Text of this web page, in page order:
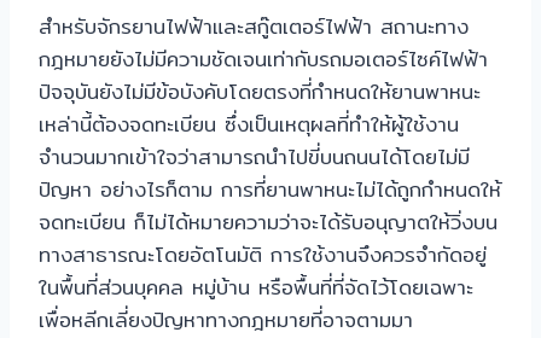
สำหรับจักรยานไฟฟ้าและสกู๊ตเตอร์ไฟฟ้า สถานะทาง
กฎหมายยังไม่มีความชัดเจนเท่ากับรถมอเตอร์ไซค์ไฟฟ้า
ปัจจุบันยังไม่มีข้อบังคับโดยตรงที่กำหนดให้ยานพาหนะ
เหล่านี้ต้องจดทะเบียน ซึ่งเป็นเหตุผลที่ทำให้ผู้ใช้งาน
จำนวนมากเข้าใจว่าสามารถนำไปขี่บนถนนได้โดยไม่มี
ปัญหา อย่างไรก็ตาม การที่ยานพาหนะไม่ได้ถูกกำหนดให้
จดทะเบียน ก็ไม่ได้หมายความว่าจะได้รับอนุญาตให้วิ่งบน
ทางสาธารณะโดยอัตโนมัติ การใช้งานจึงควรจำกัดอยู่
ในพื้นที่ส่วนบุคคล หมู่บ้าน หรือพื้นที่ที่จัดไว้โดยเฉพาะ
เพื่อหลีกเลี่ยงปัญหาทางกฎหมายที่อาจตามมา